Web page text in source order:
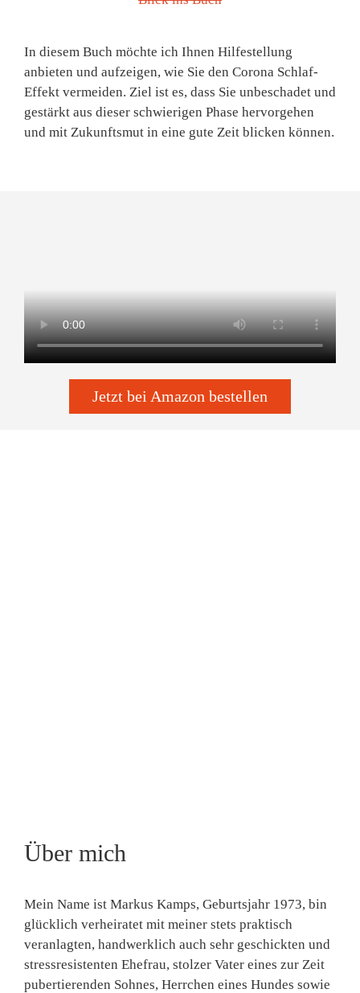
In diesem Buch möchte ich Ihnen Hilfestellung
anbieten und aufzeigen, wie Sie den Corona Schlaf-
Effekt vermeiden. Ziel ist es, dass Sie unbeschadet und
gestärkt aus dieser schwierigen Phase hervorgehen
und mit Zukunftsmut in eine gute Zeit blicken können.
Jetzt bei Amazon bestellen
Über mich
Mein Name ist Markus Kamps, Geburtsjahr 1973, bin
glücklich verheiratet mit meiner stets praktisch
veranlagten, handwerklich auch sehr geschickten und
stressresistenten Ehefrau, stolzer Vater eines zur Zeit
pubertierenden Sohnes, Herrchen eines Hundes sowie